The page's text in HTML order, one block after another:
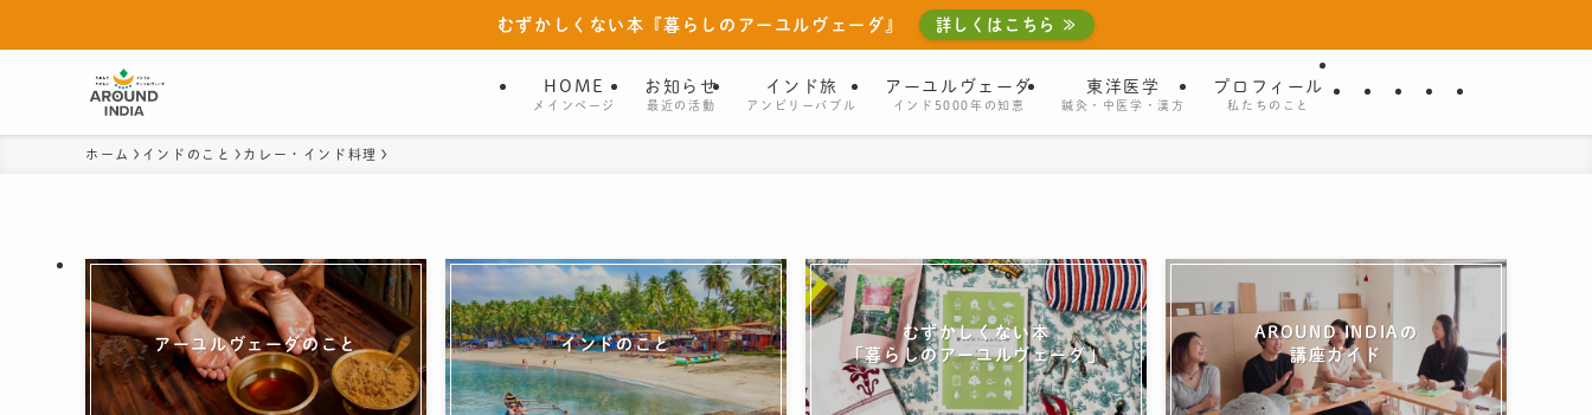
むずかしくない本『暮らしのアーユルヴェーダ』 詳しくはこちら ≫
HOME
メインページ
お知らせ
最近の活動
インド旅
アンビリーバブル
アーユルヴェーダ
インド5000年の知恵
東洋医学
鍼灸・中医学・漢方
プロフィール
私たちのこと
ホーム インドのこと カレー・インド料理
アーユルヴェーダのこと インドのこと
むずかしくない本
「暮らしのアーユルヴェーダ」
AROUND INDIAの
講座ガイド